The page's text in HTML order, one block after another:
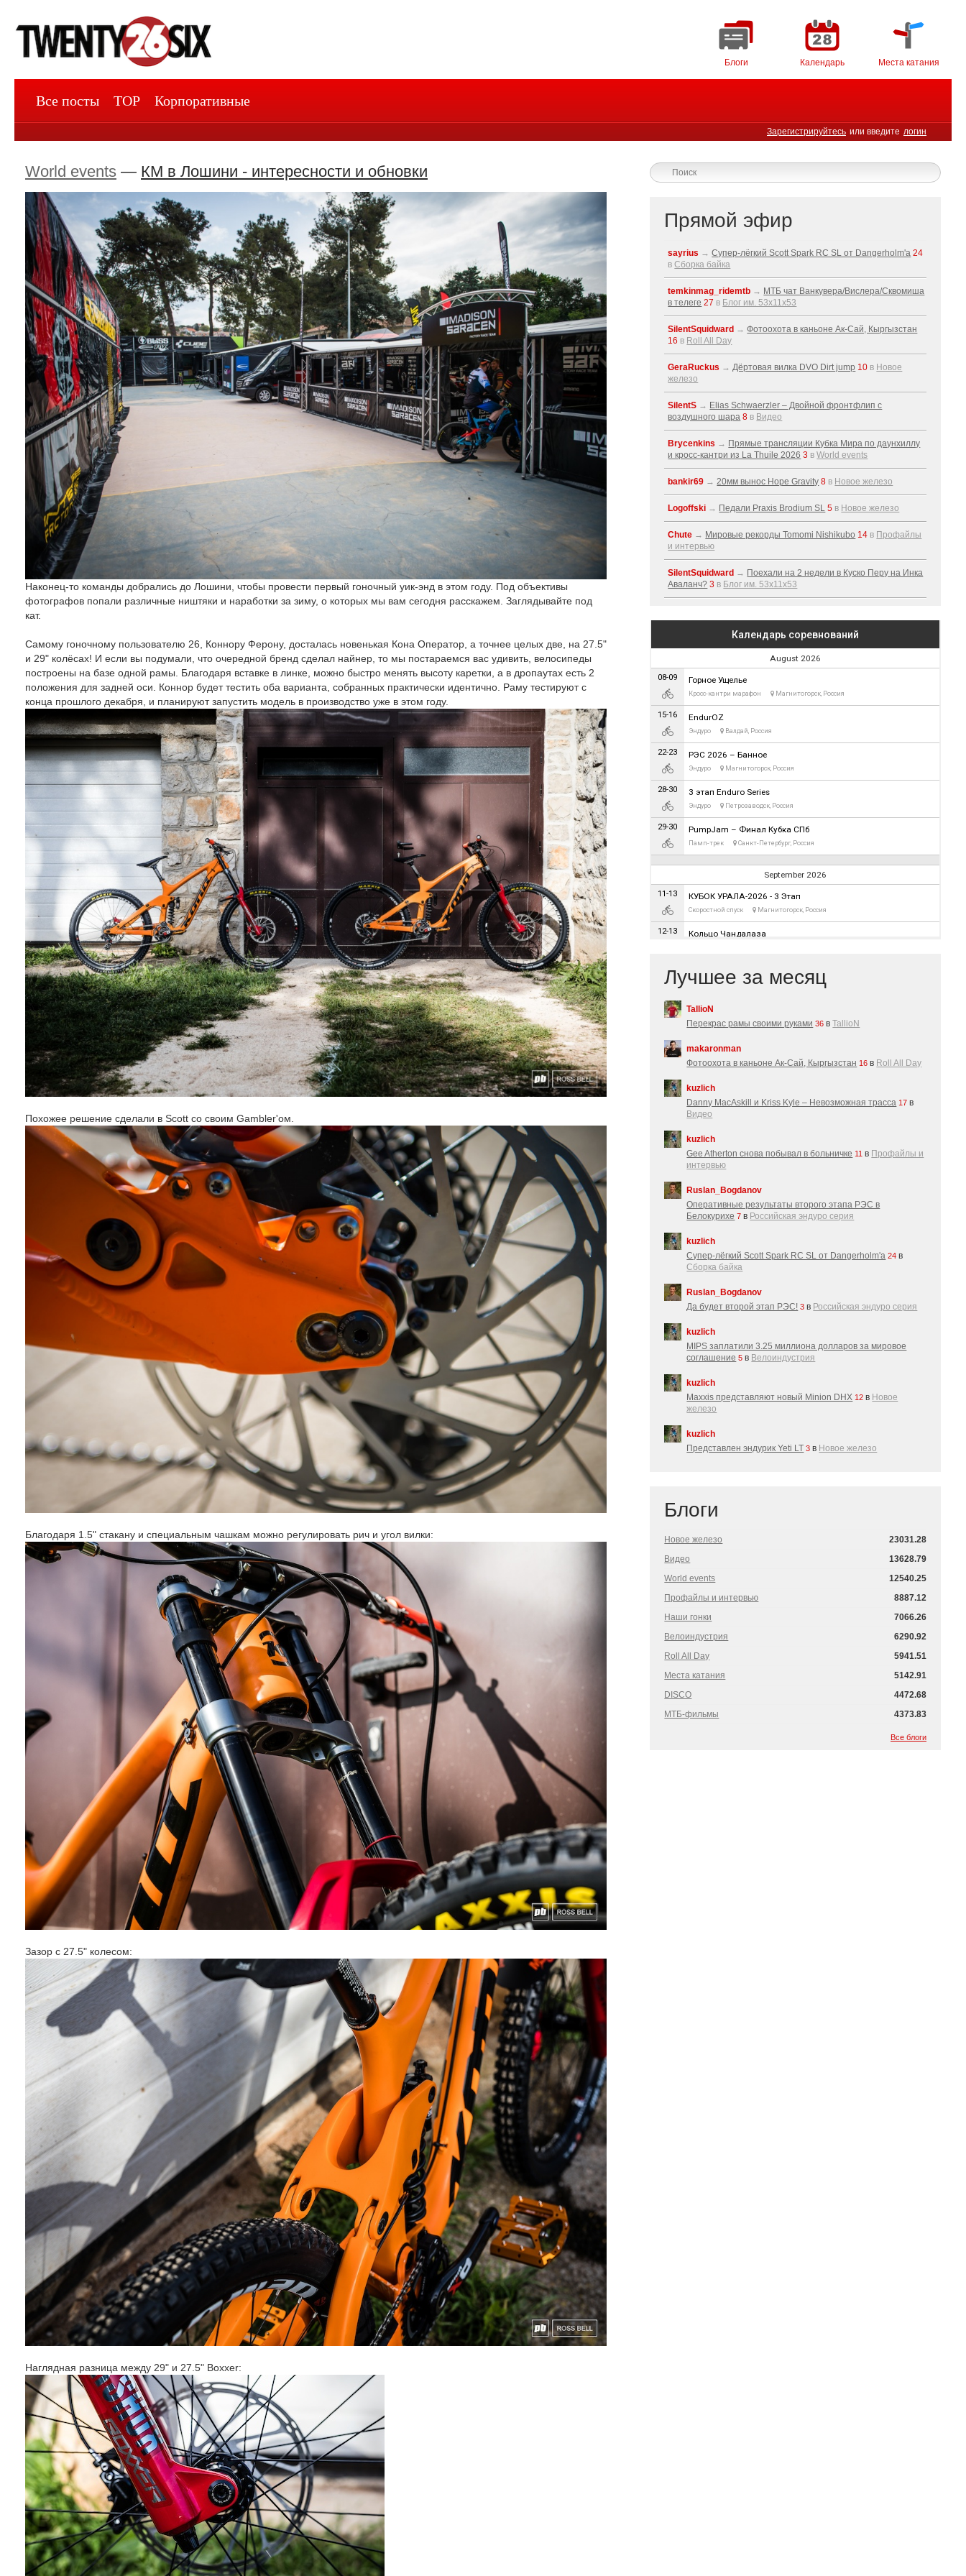
Блоги Календарь Места катания
Зарегистрируйтесь или введите логин
Все посты TOP Корпоративные
World events — КМ в Лошини - интересности и обновки
Наконец-то команды добрались до Лошини, чтобы провести первый гоночный уик-энд в этом году. Под объективы
фотографов попали различные ништяки и наработки за зиму, о которых мы вам сегодня расскажем. Заглядывайте под
кат.
Самому гоночному пользователю 26, Коннору Ферону, досталась новенькая Кона Оператор, а точнее целых две, на 27.5"
и 29" колёсах! И если вы подумали, что очередной бренд сделал найнер, то мы постараемся вас удивить, велосипеды
построены на базе одной рамы. Благодаря вставке в линке, можно быстро менять высоту каретки, а в дропаутах есть 2
положения для задней оси. Коннор будет тестить оба варианта, собранных практически идентично. Раму тестируют с
конца прошлого декабря, и планируют запустить модель в производство уже в этом году.
Похожее решение сделали в Scott со своим Gambler'ом.
Благодаря 1.5" стакану и специальным чашкам можно регулировать рич и угол вилки:
Зазор с 27.5" колесом:
Наглядная разница между 29" и 27.5" Boxxer:
Прямой эфир
sayrius →Супер-лёгкий Scott Spark RC SL от Dangerholm'a 24
вСборка байка
temkinmag_ridemtb → МТБ чат Ванкувера/Вислера/Сквомиша
в телеге 27 в Блог им. 53x11x53
SilentSquidward →Фотоохота в каньоне Ак-Cай, Кыргызстан
16 в Roll All Day
GeraRuckus →Дёртовая вилка DVO Dirt jump 10 в Новое
железо
SilentS → Elias Schwaerzler – Двойной фронтфлип с
воздушного шара 8 в Видео
Brycenkins → Прямые трансляции Кубка Мира по даунхиллу
и кросс-кантри из La Thuile 2026 3 вWorld events
bankir69 →20мм вынос Hope Gravity 8 в Новое железо
Logoffski → Педали Praxis Brodium SL 5 в Новое железо
Chute → Мировые рекорды Tomomi Nishikubo 14 в Профайлы
и интервью
SilentSquidward → Поехали на 2 недели в Куско Перу на Инка
Аваланч? 3 в Блог им. 53x11x53
Лучшее за месяц
TallioN
Перекрас рамы своими руками 36 вTallioN
makaronman
Фотоохота в каньоне Ак-Cай, Кыргызстан 16 в Roll All Day
kuzlich
Danny MacAskill и Kriss Kyle – Невозможная трасса 17 в
Видео
kuzlich
Gee Atherton снова побывал в больничке 11 в Профайлы и
интервью
Ruslan_Bogdanov
Оперативные результаты второго этапа РЭС в
Белокурихе 7 в Российская эндуро серия
kuzlich
Супер-лёгкий Scott Spark RC SL от Dangerholm'a 24 в
Сборка байка
Ruslan_Bogdanov
Да будет второй этап РЭС! 3 в Российская эндуро серия
kuzlich
MIPS заплатили 3.25 миллиона долларов за мировое
соглашение 5 в Велоиндустрия
kuzlich
Maxxis представляют новый Minion DHX 12 в Новое
железо
kuzlich
Представлен эндурик Yeti LT 3 в Новое железо
Блоги
Новое железо
23031.28
Видео
13628.79
World events
12540.25
Профайлы и интервью
8887.12
Наши гонки
7066.26
Велоиндустрия
6290.92
Roll All Day
5941.51
Места катания
5142.91
DISCO
4472.68
МТБ-фильмы
4373.83
Все блоги